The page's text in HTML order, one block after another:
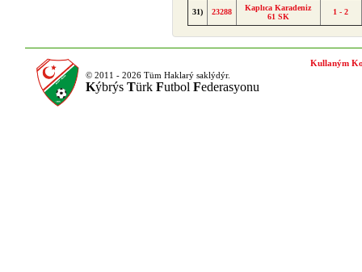
31) 23288
Kaplıca Karadeniz
61 SK
1 - 2
© 2011 - 2026 Tüm Haklarý saklýdýr.
Kýbrýs Türk Futbol Federasyonu
Kullaným